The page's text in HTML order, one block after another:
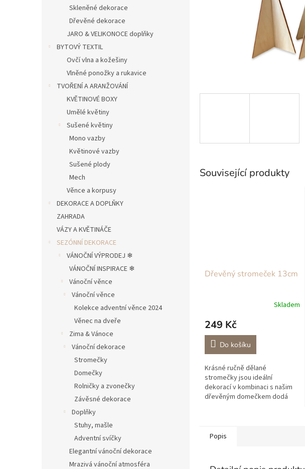
Skleněné dekorace
Dřevěné dekorace
JARO & VELIKONOCE doplňky
BYTOVÝ TEXTIL
Ovčí vlna a kožešiny
Vlněné ponožky a rukavice
TVOŘENÍ A ARANŽOVÁNÍ
KVĚTINOVÉ BOXY
Umělé květiny
Sušené květiny
Mono vazby
Květinové vazby
Sušené plody
Mech
Věnce a korpusy
DEKORACE A DOPLŇKY
ZAHRADA
VÁZY A KVĚTINÁČE
SEZÓNNÍ DEKORACE
VÁNOČNÍ VÝPRODEJ ❄︎︎
VÁNOČNÍ INSPIRACE ❄︎︎
Vánoční věnce
Vánoční věnce
Kolekce adventní věnce 2024
Věnec na dveře
Zima & Vánoce
Vánoční dekorace
Stromečky
Domečky
Rolničky a zvonečky
Závěsné dekorace
Doplňky
Stuhy, mašle
Adventní svíčky
Elegantní vánoční dekorace
Mrazivá vánoční atmosféra
Související produkty
Dřevěný stromeček 13cm
Skladem
249 Kč
Do košíku
Krásné ručně dělané
stromečky jsou ideální
dekorací v kombinaci s našim
dřevěným domečkem dodá
v sadě...
Popis